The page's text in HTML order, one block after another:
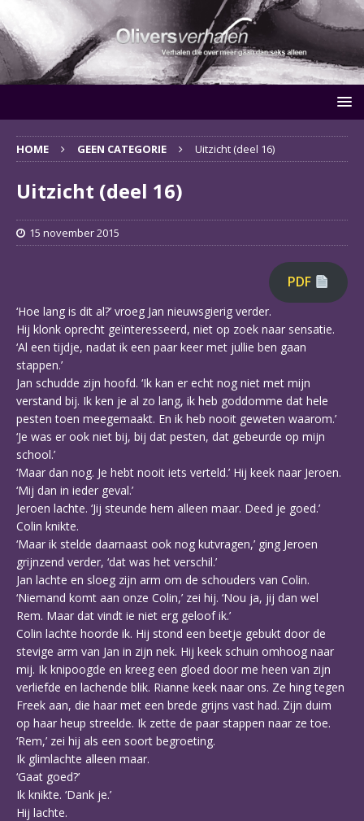
HOME GEEN CATEGORIE Uitzicht (deel 16)
Uitzicht (deel 16)
15 november 2015
PDF
‘Hoe lang is dit al?’ vroeg Jan nieuwsgierig verder.
Hij klonk oprecht geïnteresseerd, niet op zoek naar sensatie.
‘Al een tijdje, nadat ik een paar keer met jullie ben gaan
stappen.’
Jan schudde zijn hoofd. ‘Ik kan er echt nog niet met mijn
verstand bij. Ik ken je al zo lang, ik heb goddomme dat hele
pesten toen meegemaakt. En ik heb nooit geweten waarom.’
‘Je was er ook niet bij, bij dat pesten, dat gebeurde op mijn
school.’
‘Maar dan nog. Je hebt nooit iets verteld.’ Hij keek naar Jeroen.
‘Mij dan in ieder geval.’
Jeroen lachte. ‘Jij steunde hem alleen maar. Deed je goed.’
Colin knikte.
‘Maar ik stelde daarnaast ook nog kutvragen,’ ging Jeroen
grijnzend verder, ‘dat was het verschil.’
Jan lachte en sloeg zijn arm om de schouders van Colin.
‘Niemand komt aan onze Colin,’ zei hij. ‘Nou ja, jij dan wel
Rem. Maar dat vindt ie niet erg geloof ik.’
Colin lachte hoorde ik. Hij stond een beetje gebukt door de
stevige arm van Jan in zijn nek. Hij keek schuin omhoog naar
mij. Ik knipoogde en kreeg een gloed door me heen van zijn
verliefde en lachende blik. Rianne keek naar ons. Ze hing tegen
Freek aan, die haar met een brede grijns vast had. Zijn duim
op haar heup streelde. Ik zette de paar stappen naar ze toe.
‘Rem,’ zei hij als een soort begroeting.
Ik glimlachte alleen maar.
‘Gaat goed?’
Ik knikte. ‘Dank je.’
Hij lachte.